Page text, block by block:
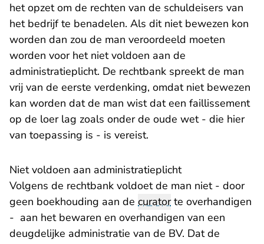
het opzet om de rechten van de schuldeisers van
het bedrijf te benadelen. Als dit niet bewezen kon
worden dan zou de man veroordeeld moeten
worden voor het niet voldoen aan de
administratieplicht. De rechtbank spreekt de man
vrij van de eerste verdenking, omdat niet bewezen
kan worden dat de man wist dat een faillissement
op de loer lag zoals onder de oude wet - die hier
van toepassing is - is vereist.
Niet voldoen aan administratieplicht
Volgens de rechtbank voldoet de man niet - door
geen boekhouding aan de curatorte overhandigen
- aan het bewaren en overhandigen van een
deugdelijke administratie van de BV. Dat de